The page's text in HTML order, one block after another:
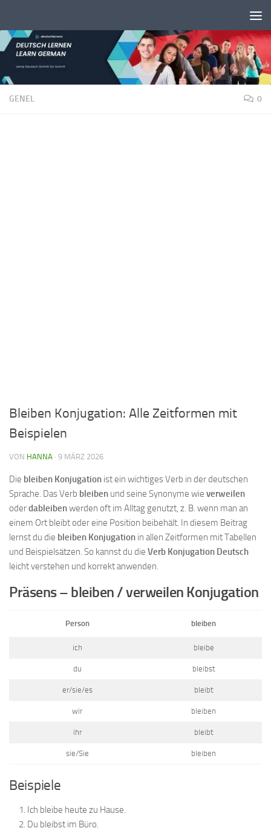
GENEL 0
Bleiben Konjugation: Alle Zeitformen mit
Beispielen
VON HANNA · 9 MÄRZ 2026
Die bleiben Konjugation ist ein wichtiges Verb in der deutschen
Sprache. Das Verb bleiben und seine Synonyme wie verweilen
oderdableibenwerden oft im Alltag genutzt, z. B. wenn man an
einem Ort bleibt oder eine Position beibehält. In diesem Beitrag
lernst du die bleiben Konjugation in allen Zeitformen mit Tabellen
und Beispielsätzen. So kannst du die Verb Konjugation Deutsch
leicht verstehen und korrekt anwenden.
Präsens – bleiben / verweilen Konjugation
Person bleiben
ich bleibe
du bleibst
er/sie/es bleibt
wir bleiben
ihr bleibt
sie/Sie bleiben
Beispiele
Ich bleibe heute zu Hause.
Du bleibst im Büro.